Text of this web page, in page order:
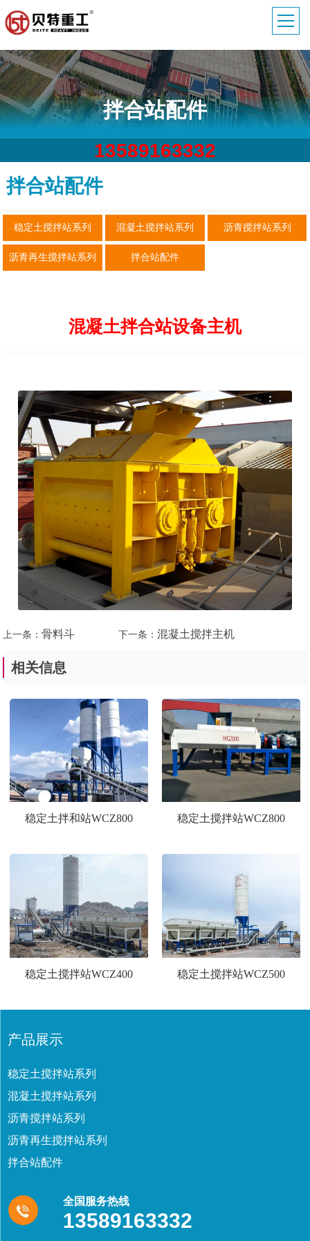
拌合站配件
13589163332
拌合站配件
稳定土搅拌站系列 混凝土搅拌站系列 沥青搅拌站系列
沥青再生搅拌站系列 拌合站配件
混凝土拌合站设备主机
上一条：骨料斗 下一条：混凝土搅拌主机
相关信息
稳定土拌和站WCZ800 稳定土搅拌站WCZ800
稳定土搅拌站WCZ400 稳定土搅拌站WCZ500
产品展示
稳定土搅拌站系列
混凝土搅拌站系列
沥青搅拌站系列
沥青再生搅拌站系列
拌合站配件
全国服务热线
13589163332